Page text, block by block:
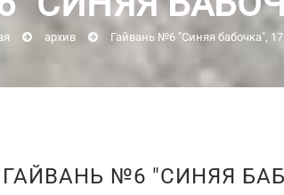
архив Гайвань №6 "Синяя бабочка",
ГАЙВАНЬ №6 "СИНЯЯ